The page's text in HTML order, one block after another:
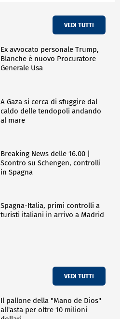
VEDI TUTTI
Ex avvocato personale Trump,
Blanche è nuovo Procuratore
Generale Usa
A Gaza si cerca di sfuggire dal
caldo delle tendopoli andando
al mare
Breaking News delle 16.00 |
Scontro su Schengen, controlli
in Spagna
Spagna-Italia, primi controlli a
turisti italiani in arrivo a Madrid
VEDI TUTTI
Il pallone della "Mano de Dios"
all'asta per oltre 10 milioni